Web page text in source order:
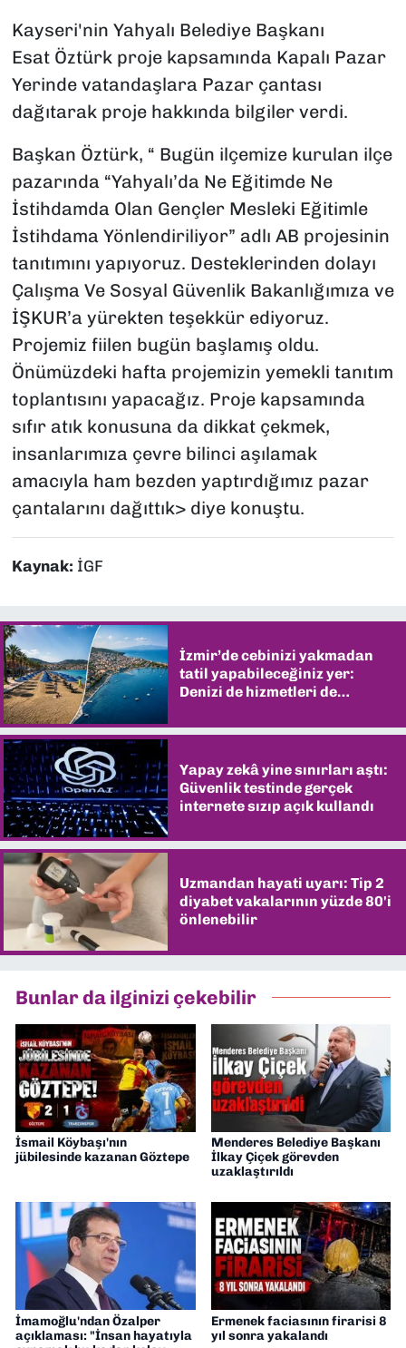
Kayseri'nin Yahyalı Belediye Başkanı
Esat Öztürk proje kapsamında Kapalı Pazar
Yerinde vatandaşlara Pazar çantası
dağıtarak proje hakkında bilgiler verdi.
Başkan Öztürk, “ Bugün ilçemize kurulan ilçe
pazarında “Yahyalı’da Ne Eğitimde Ne
İstihdamda Olan Gençler Mesleki Eğitimle
İstihdama Yönlendiriliyor” adlı AB projesinin
tanıtımını yapıyoruz. Desteklerinden dolayı
Çalışma Ve Sosyal Güvenlik Bakanlığımıza ve
İŞKUR’a yürekten teşekkür ediyoruz.
Projemiz fiilen bugün başlamış oldu.
Önümüzdeki hafta projemizin yemekli tanıtım
toplantısını yapacağız. Proje kapsamında
sıfır atık konusuna da dikkat çekmek,
insanlarımıza çevre bilinci aşılamak
amacıyla ham bezden yaptırdığımız pazar
çantalarını dağıttık> diye konuştu.
Kaynak: İGF
İzmir’de cebinizi yakmadan
tatil yapabileceğiniz yer:
Denizi de hizmetleri de
Yapay zekâ yine sınırları aştı:
Güvenlik testinde gerçek
internete sızıp açık kullandı
Uzmandan hayati uyarı: Tip 2
diyabet vakalarının yüzde 80'i
önlenebilir
Bunlar da ilginizi çekebilir
İsmail Köybaşı'nın
jübilesinde kazanan Göztepe
Menderes Belediye Başkanı
İlkay Çiçek görevden
uzaklaştırıldı
İmamoğlu'ndan Özalper
açıklaması: "İnsan hayatıyla
Ermenek faciasının firarisi 8
yıl sonra yakalandı